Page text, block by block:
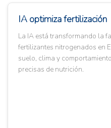
IA optimiza fertilización
La IA está transformando la
fertilizantes nitrogenados en
suelo, clima y
precisas de nutrición.